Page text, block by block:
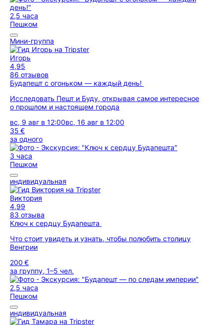
2,5 часа
Пешком
Мини-группа
Игорь
4,95
86 отзывов
Будапешт с огоньком — каждый день!
Исследовать Пешт и Буду, открывая самое интересное
о прошлом и настоящем города
вс, 9 авг в 12:00вс, 16 авг в 12:00
35 €
за одного
3 часа
Пешком
индивидуальная
Виктория
4,99
83 отзыва
Ключ к сердцу Будапешта
Что стоит увидеть и узнать, чтобы полюбить столицу
Венгрии
200 €
за группу, 1–5 чел.
2,5 часа
Пешком
индивидуальная